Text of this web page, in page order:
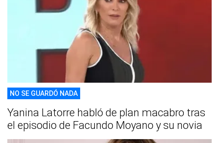
NO SE GUARDÓ NADA
Yanina Latorre habló de plan macabro tras
el episodio de Facundo Moyano y su novia